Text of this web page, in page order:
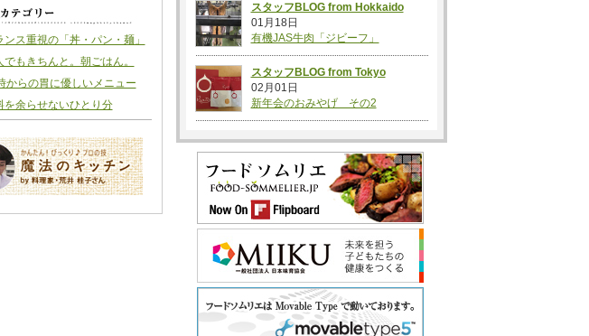
ンス重視の「丼・パン・麺」
でもきちんと。朝ごはん。
からの胃に優しいメニュー
を余らせないひとり分
スタッフBLOG from Hokkaido
01月18日
有機JAS牛肉「ジビーフ」
スタッフBLOG from Tokyo
02月01日
新年会のおみやげ その2